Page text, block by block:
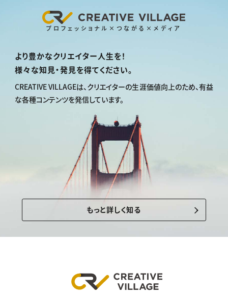
プロフェッショナル×つながる×メディア
より豊かなクリエイター人生を！
様々な知見・発見を得てください。
CREATIVE VILLAGEは、 クリエイターの生涯価値向上のため、有益
な各種コンテンツを発信しています。
もっと詳しく知る